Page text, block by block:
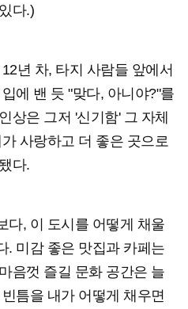
다.)
년 차, 타지 사람들 앞에서
에 밴 듯 "맞다, 아니야?"를
상은 그저 '신기함' 그 자체
사랑하고 더 좋은 곳으로
다.
다, 이 도시를 어떻게 채울
. 미감 좋은 맛집과 카페는
음껏 즐길 문화 공간은 늘
틈을 내가 어떻게 채우면